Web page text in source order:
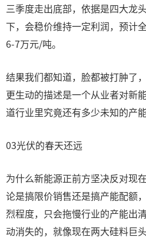
三季度走出底部，依据是四大龙
下，会稳价维持一定利润，预计
6-7万元/吨。
结果我们都知道，脸都被打肿了
更生动的描述是一个从业者对新
道行业里究竟还有多少未知的产能
03光伏的春天还远
为什么新能源正前方坚决反对现
论是搞限价销售还是搞产能配额
烈程度，只会拖慢行业的产能出
动消失的，就像现在两大硅料巨